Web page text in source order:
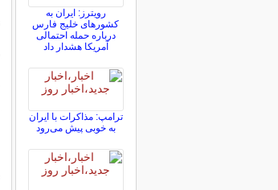
رویترز: ایران به
کشورهای خلیج فارس
درباره حمله احتمالی
آمریکا هشدار داد
ترامپ: مذاکرات با ایران
به خوبی پیش می‌رود